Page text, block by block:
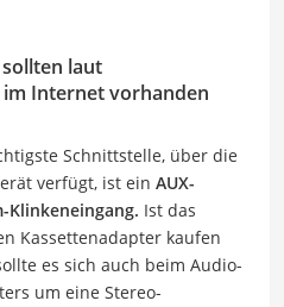
laut
Internet vorhanden
Schnittstelle, über die
verfügt, ist ein AUX-
Klinkeneingang. Ist das
Kassettenadapter kaufen
es sich auch beim Audio-
um eine Stereo-